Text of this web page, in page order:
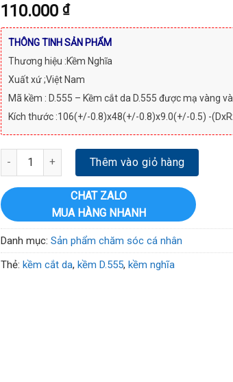
110.000₫
THÔNG TINH SẢN PHẨM
Thương hiệu :Kềm Nghĩa
Xuất xứ ;Việt Nam
Mã kềm : D.555 – Kềm cắt da D.555 được mạ vàng
Kích thước :106(+/-0.8)x48(+/-0.8)x9.0(+/-0.5) -
Kềm Cắt Da Thép Chuyên Dụng Mạ Vàng Kềm Nghĩa
Thêm vào giỏ hàng
CHAT ZALO
MUA HÀNG NHANH
Danh mục:Sản phẩm chăm sóc cá nhân
Thẻ:kềm cắt da,kềm D.555,kềm nghĩa